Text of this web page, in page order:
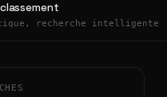
recherche intelligente